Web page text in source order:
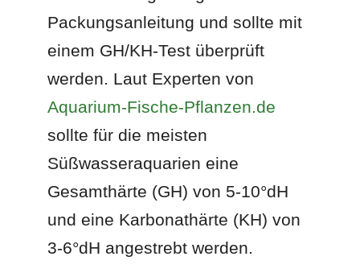
Packungsanleitung und sollte mit
einem GH/KH-Test überprüft
werden. Laut Experten von
Aquarium-Fische-Pflanzen.de
sollte für die meisten
Süßwasseraquarien eine
Gesamthärte (GH) von 5-10°dH
und eine Karbonathärte (KH) von
3-6°dH angestrebt werden.